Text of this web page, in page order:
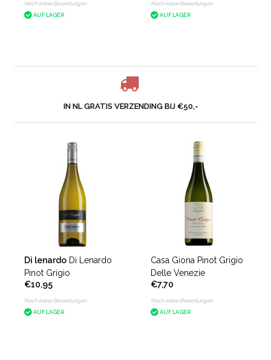
Noch keine Bewertungen
AUF LAGER
Noch keine Bewertungen
AUF LAGER
IN NL GRATIS VERZENDING BIJ €50,-
Di lenardo Di Lenardo
Pinot Grigio
€10,95
Noch keine Bewertungen
AUF LAGER
Casa Giona Pinot Grigio
Delle Venezie
€7,70
Noch keine Bewertungen
AUF LAGER